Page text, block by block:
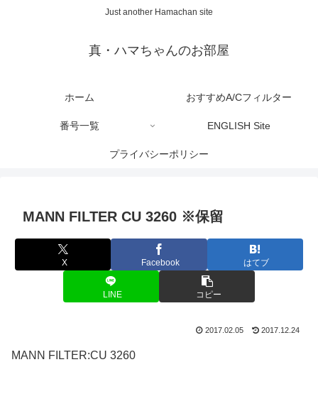
Just another Hamachan site
真・ハマちゃんのお部屋
ホーム おすすめA/Cフィルター
番号一覧 ENGLISH Site
プライバシーポリシー
MANN FILTER CU 3260 ※保留
X Facebook はてブ
LINE コピー
2017.02.05 2017.12.24
MANN FILTER:CU 3260